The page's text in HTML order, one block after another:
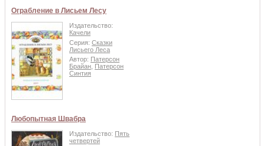
Ограбление в Лисьем Лесу
Издательство:
Качели
Серия: Сказки
Лисьего Леса
Автор: Патерсон
Брайан Патерсон
Синтия
Любопытная Швабра
Издательство: Пять
четвертей